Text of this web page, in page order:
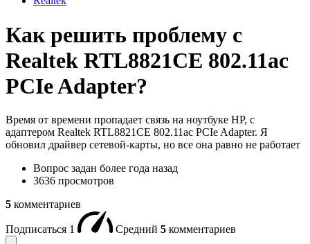
Как решить проблему с
Realtek RTL8821CE 802.11ac
PCIe Adapter?
Время от времени пропадает связь на ноутбуке HP, c
адаптером Realtek RTL8821CE 802.11ac PCIe Adapter. Я
обновил драйвер сетевой-карты, но все она равно не работает
Вопрос задан более года назад
3636 просмотров
5 комментариев
Подписаться 1 Средний 5 комментариев